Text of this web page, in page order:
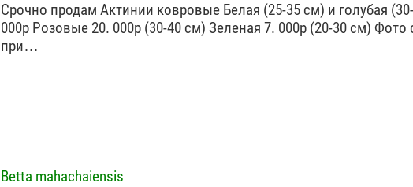
Срочно продам Актинии ковровые Белая (25-35 см) и голубая
000р Розовые 20. 000р (30-40 см) Зеленая 7. 000р (20-30 см) Фото
при…
Betta mahachaiensis